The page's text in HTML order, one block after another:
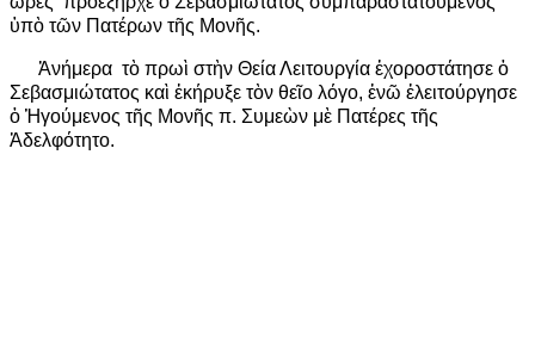
ὑπὸ τῶν Πατέρων τῆς Μονῆς.
Ἀνήμερα τὸ πρωὶ στὴν Θεία Λειτουργία ἐχοροστάτησε ὁ
Σεβασμιώτατος καὶ ἐκήρυξε τὸν θεῖο λόγο, ἐνῶ ἐλειτούργησε
ὁ Ἡγούμενος τῆς Μονῆς π. Συμεὼν μὲ Πατέρες τῆς
Ἀδελφότητο.